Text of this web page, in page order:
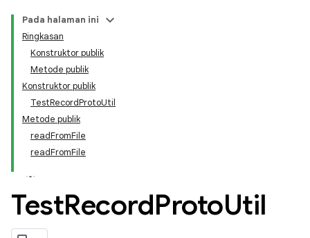
Pada halaman ini
Ringkasan
Konstruktor publik
Metode publik
Konstruktor publik
TestRecordProtoUtil
Metode publik
readFromFile
readFromFile
TestRecordProtoUtil